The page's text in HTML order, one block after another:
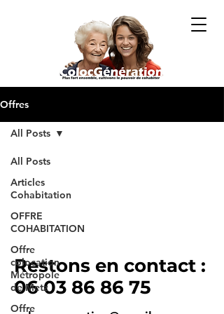
Offres
All Posts
Articles
Cohabitation
OFFRE
COHABITATION
Offre
colocation
Métropole
de Metz
Offre
All Posts
Restons en contact :
06 03 86 86 75